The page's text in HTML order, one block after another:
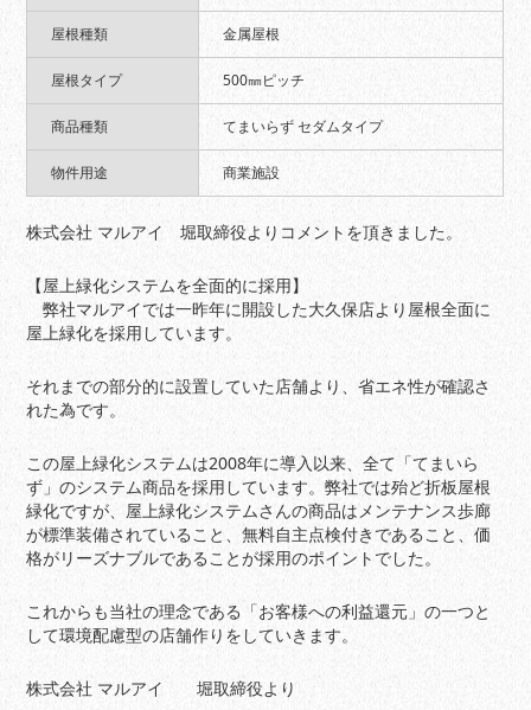
屋根種類 金属屋根
屋根タイプ 500㎜ピッチ
商品種類 てまいらず セダムタイプ
物件用途 商業施設
株式会社 マルアイ 堀取締役よりコメントを頂きました。
【屋上緑化システムを全面的に採用】
弊社マルアイでは一昨年に開設した大久保店より屋根全面に
屋上緑化を採用しています。
それまでの部分的に設置していた店舗より、省エネ性が確認さ
れた為です。
この屋上緑化システムは2008年に導入以来、全て「てまいら
ず」のシステム商品を採用しています。弊社では殆ど折板屋根
緑化ですが、屋上緑化システムさんの商品はメンテナンス歩廊
が標準装備されていること、無料自主点検付きであること、価
格がリーズナブルであることが採用のポイントでした。
これからも当社の理念である「お客様への利益還元」の一つと
して環境配慮型の店舗作りをしていきます。
株式会社 マルアイ 堀取締役より